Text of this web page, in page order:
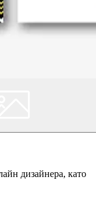
дизайнера, като